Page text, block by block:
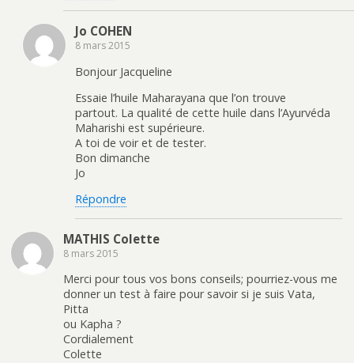
Jo COHEN
8 mars 2015
Bonjour Jacqueline
Essaie l’huile Maharayana que l’on trouve
partout. La qualité de cette huile dans l’Ayurvéda
Maharishi est supérieure.
A toi de voir et de tester.
Bon dimanche
Jo
Répondre
MATHIS Colette
8 mars 2015
Merci pour tous vos bons conseils; pourriez-vous me
donner un test à faire pour savoir si je suis Vata,
Pitta
ou Kapha ?
Cordialement
Colette